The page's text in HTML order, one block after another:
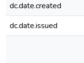
dc.date.created
dc.date.issued